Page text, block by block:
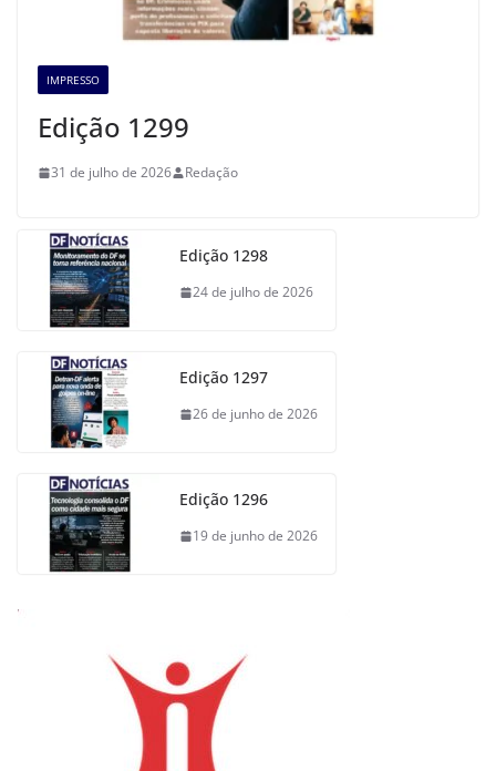
IMPRESSO
Edição 1299
31 de julho de 2026 Redação
Edição 1298
24 de julho de 2026
Edição 1297
26 de junho de 2026
Edição 1296
19 de junho de 2026